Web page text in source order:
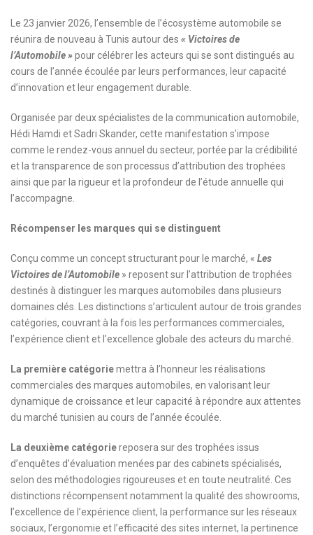
Le 23 janvier 2026, l’ensemble de l’écosystème automobile se
réunira de nouveau à Tunis autour des « Victoires de
l’Automobile »pour célébrer les acteurs qui se sont distingués au
cours de l’année écoulée par leurs performances, leur capacité
d’innovation et leur engagement durable.
Organisée par deux spécialistes de la communication automobile,
Hédi Hamdi et Sadri Skander, cette manifestation s’impose
comme le rendez-vous annuel du secteur, portée par la crédibilité
et la transparence de son processus d’attribution des trophées
ainsi que par la rigueur et la profondeur de l’étude annuelle qui
l’accompagne.
Récompenser les marques qui se distinguent
Conçu comme un concept structurant pour le marché, « Les
Victoires de l’Automobile » reposent sur l’attribution de trophées
destinés à distinguer les marques automobiles dans plusieurs
domaines clés. Les distinctions s’articulent autour de trois grandes
catégories, couvrant à la fois les performances commerciales,
l’expérience client et l’excellence globale des acteurs du marché.
La première catégoriemettra à l’honneur les réalisations
commerciales des marques automobiles, en valorisant leur
dynamique de croissance et leur capacité à répondre aux attentes
du marché tunisien au cours de l’année écoulée.
La deuxième catégoriereposera sur des trophées issus
d’enquêtes d’évaluation menées par des cabinets spécialisés,
selon des méthodologies rigoureuses et en toute neutralité. Ces
distinctions récompensent notamment la qualité des showrooms,
l’excellence de l’expérience client, la performance sur les réseaux
sociaux, l’ergonomie et l’efficacité des sites internet, la pertinence